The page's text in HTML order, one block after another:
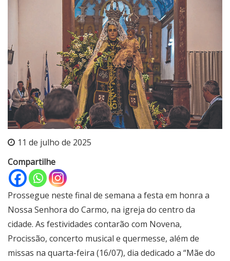
11 de julho de 2025
Compartilhe
Prossegue neste final de semana a festa em honra a
Nossa Senhora do Carmo, na igreja do centro da
cidade. As festividades contarão com Novena,
Procissão, concerto musical e quermesse, além de
missas na quarta-feira (16/07), dia dedicado a “Mãe do